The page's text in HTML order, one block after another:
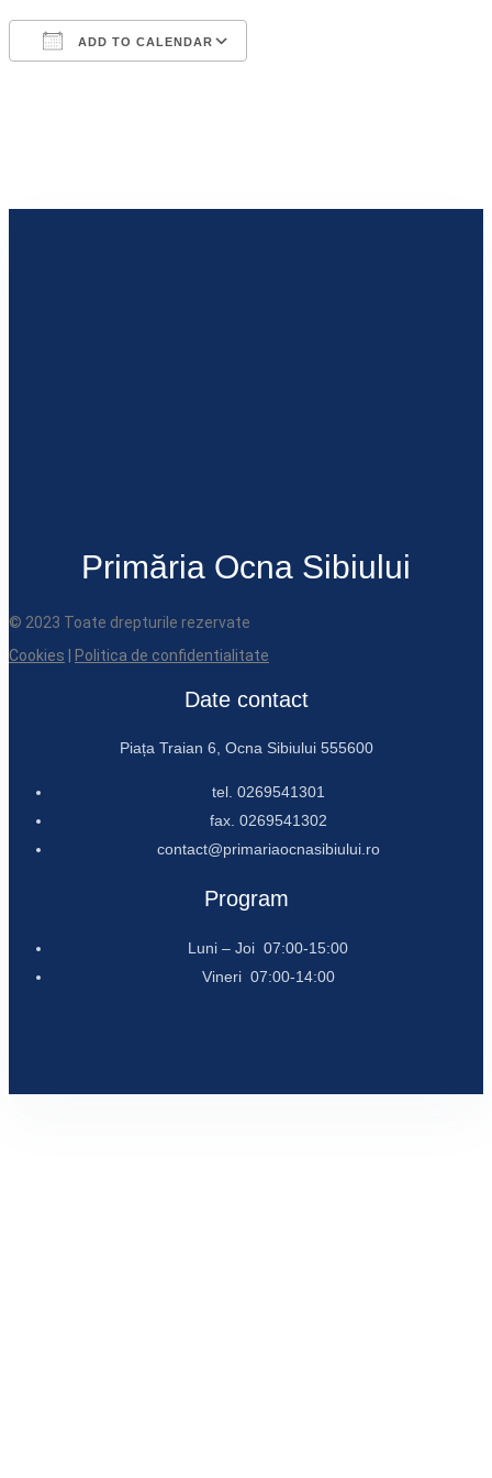
ADD TO CALENDAR
Primăria Ocna Sibiului
© 2023 Toate drepturile rezervate
Cookies
Politica de confidentialitate
Date contact
Piața Traian 6, Ocna Sibiului 555600
tel. 0269541301
fax. 0269541302
contact@primariaocnasibiului.ro
Program
Luni – Joi 07:00-15:00
Vineri 07:00-14:00